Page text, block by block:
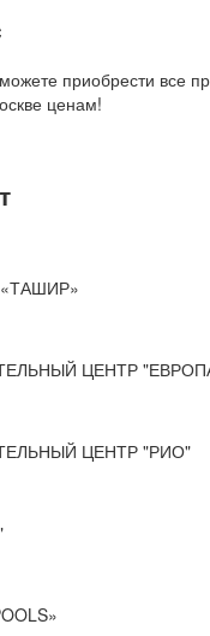
приобрести все
ценам!
ЦЕНТР
ЦЕНТР "РИО"